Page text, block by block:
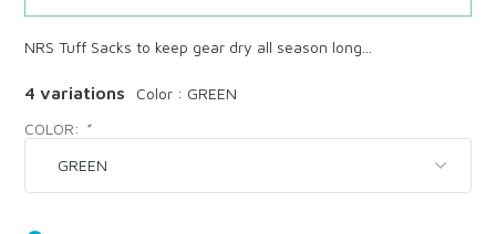
NRS Tuff Sacks to keep gear dry all season long...
4 variations
Color : GREEN
COLOR: *